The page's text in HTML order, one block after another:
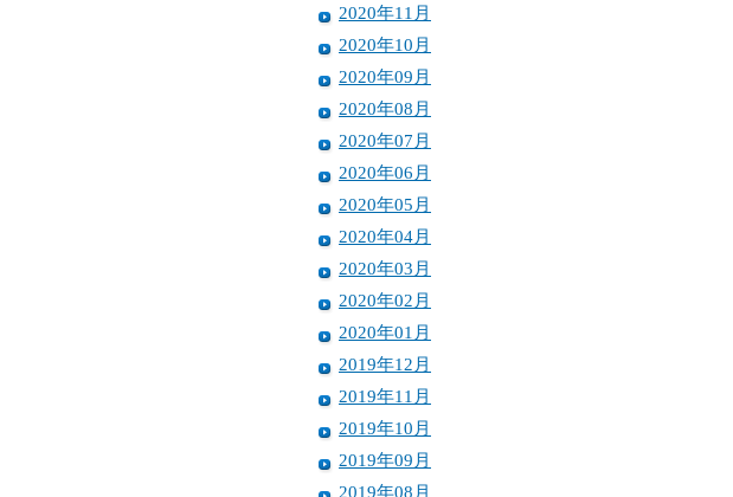
2020年11月
2020年10月
2020年09月
2020年08月
2020年07月
2020年06月
2020年05月
2020年04月
2020年03月
2020年02月
2020年01月
2019年12月
2019年11月
2019年10月
2019年09月
2019年08月